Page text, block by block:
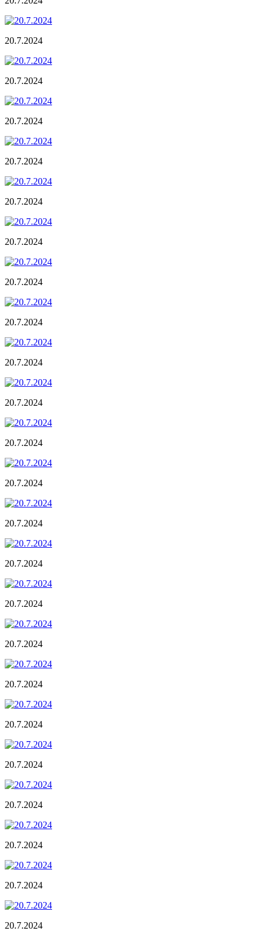
20.7.2024
20.7.2024
20.7.2024
20.7.2024
20.7.2024
20.7.2024
20.7.2024
20.7.2024
20.7.2024
20.7.2024
20.7.2024
20.7.2024
20.7.2024
20.7.2024
20.7.2024
20.7.2024
20.7.2024
20.7.2024
20.7.2024
20.7.2024
20.7.2024
20.7.2024
20.7.2024